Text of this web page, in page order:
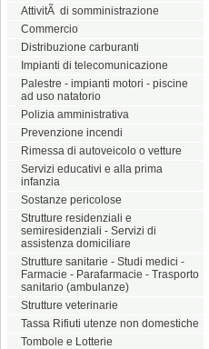
AttivitÃ di somministrazione
Commercio
Distribuzione carburanti
Impianti di telecomunicazione
Palestre - impianti motori - piscine
ad uso natatorio
Polizia amministrativa
Prevenzione incendi
Rimessa di autoveicolo o vetture
Servizi educativi e alla prima
infanzia
Sostanze pericolose
Strutture residenziali e
semiresidenziali - Servizi di
assistenza domiciliare
Strutture sanitarie - Studi medici -
Farmacie - Parafarmacie - Trasporto
sanitario (ambulanze)
Strutture veterinarie
Tassa Rifiuti utenze non domestiche
Tombole e Lotterie